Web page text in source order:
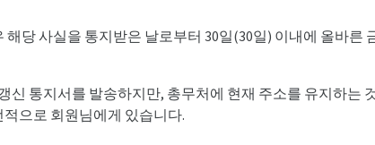
당 사실을 통지받은 날로부터 30일(30일) 이내에 올바른
신 통지서를 발송하지만, 총무처에 현재 주소를 유지하는
으로 회원님에게 있습니다.